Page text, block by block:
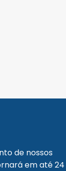
de nossos
em até 24